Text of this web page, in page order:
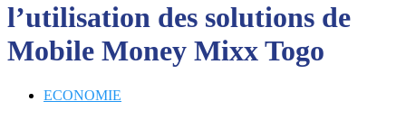
l’utilisation des solutions de
Mobile Money Mixx Togo
ECONOMIE